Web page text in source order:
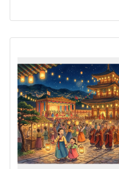
공신으로서 조선 제1대 재상이 되
필요하오!개혁을 향한 첫걸음
장수 이성계는 요동 땅을 치기 위
진군했다. 하지...